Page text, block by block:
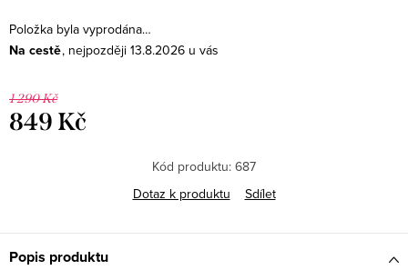
Položka byla vyprodána…
Na cestě 13.8.2026
1 290 Kč
849 Kč
Kód produktu: 687
Dotaz k produktu
Sdílet
Popis produktu